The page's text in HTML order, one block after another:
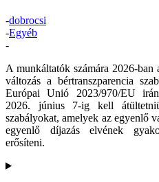
-dobrocsi
-Egyéb
-
A munkáltatók számára 2026-
változás a bértranszparencia
Európai Unió 2023/970/EU
2026. június 7-ig kell
szabályokat, amelyek az egyenlő
egyenlő díjazás elvének
erősíteni.